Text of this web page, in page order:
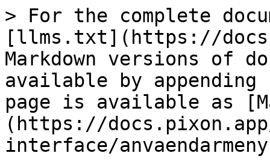
> For the complete
[llms.txt](https://
Markdown versions of
available by
page is available as
(https://
interface/